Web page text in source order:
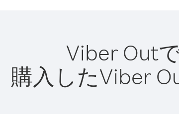
Viber Out
購入したViber